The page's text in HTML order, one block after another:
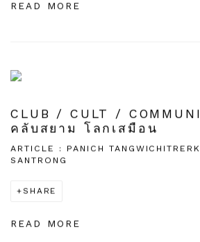
READ MORE
CLUB / CULT /
คลับสยาม โลกเสมือน
ARTICLE : PANICH
SANTRONG
SHARE
READ MORE